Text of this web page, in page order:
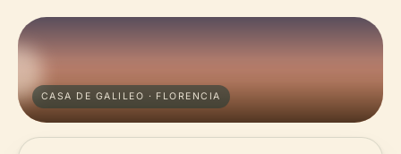
CASA DE GALILEO · FLORENCIA